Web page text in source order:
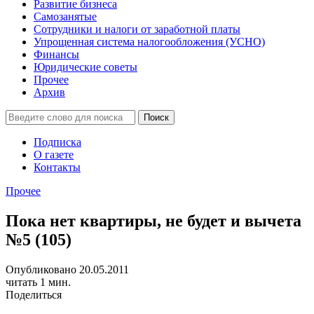
Развитие бизнеса
Самозанятые
Сотрудники и налоги от заработной платы
Упрощенная система налогообложения (УСНО)
Финансы
Юридические советы
Прочее
Архив
Подписка
О газете
Контакты
Прочее
Пока нет квартиры, не будет и вычета
№5 (105)
Опубликовано 20.05.2011
читать 1 мин.
Поделиться